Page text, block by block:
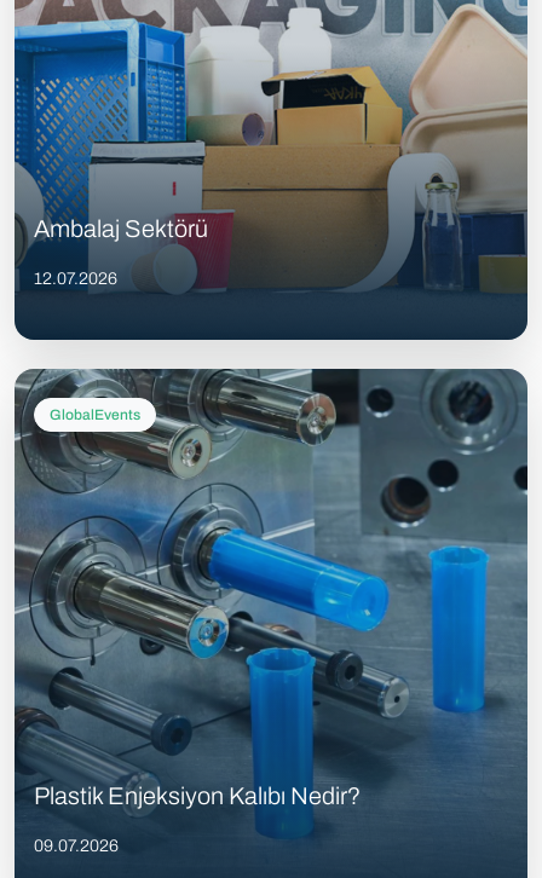
Ambalaj Sektörü
12.07.2026
GlobalEvents
Plastik Enjeksiyon Kalıbı Nedir?
09.07.2026